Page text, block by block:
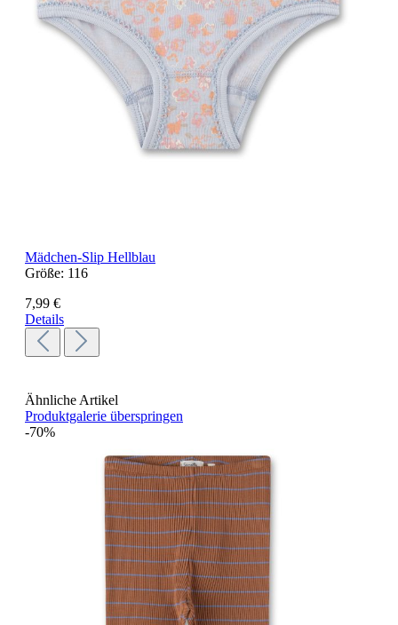
Mädchen-Slip Hellblau
Größe: 116
7,99 €
Details
Ähnliche Artikel
Produktgalerie überspringen
-70%